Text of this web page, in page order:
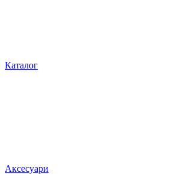
Каталог
Аксесуари